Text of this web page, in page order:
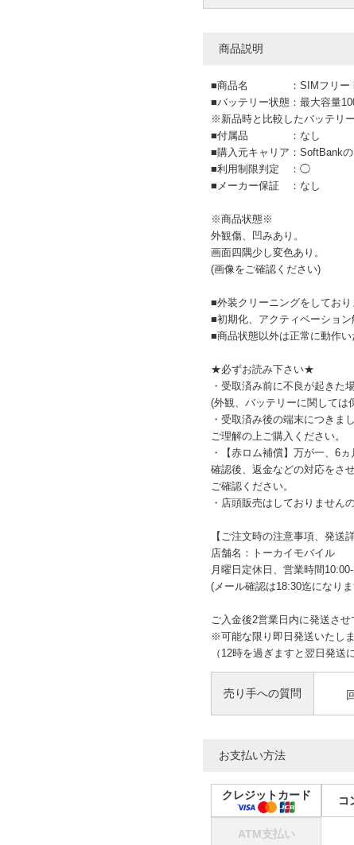
商品説明
■商品名 ：SIMフリー
■バッテリー状態：最大容量
※新品時と比較したバッテリ
■付属品 ：なし
■購入元キャリア：SoftBank
■利用制限判定 ：◯
■メーカー保証 ：なし
※商品状態※
外観傷、凹みあり。
画面四隅少し変色あり。
(画像をご確認ください)
■外装クリーニングをしており
■初期化、アクティベーション
■商品状態以外は正常に動作い
★必ずお読み下さい★
・受取済み前に不良が起きた
(外観、バッテリーに関しては
・受取済み後の端末につきま
ご理解の上ご購入ください。
・【赤ロム補償】万が一、6
確認後、返金などの対応をさ
ご確認ください。
・店頭販売はしておりません
【ご注文時の注意事項、発送詳
店舗名：トーカイモバイル
月曜日定休日、営業時間
(メール確認は18:30迄になり
ご入金後2営業日内に発送させ
※可能な限り即日発送いたしま
（12時を過ぎますと翌日発送
売り手への質問
お支払い方法
クレジットカード コ
ATM支払い